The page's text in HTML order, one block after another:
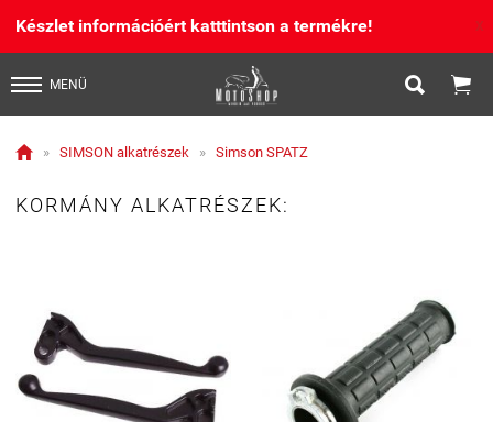
Készlet információért katttintson a termékre! X
MENÜ  
 » SIMSON alkatrészek » Simson SPATZ
KORMÁNY ALKATRÉSZEK: